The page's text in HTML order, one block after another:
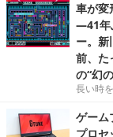
車が変
―41年
ー。新
前、た
の“幻
長い時
ゲーム
プロセ